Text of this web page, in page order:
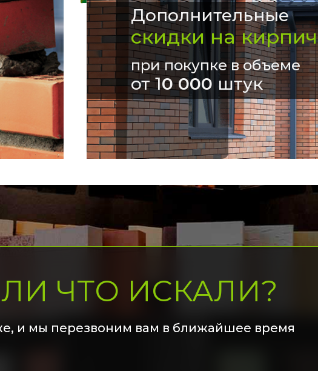
Дополнительные
скидки на кирпич
при покупке в объеме
от 10 000 штук
ЧТО ИСКАЛИ?
и мы перезвоним вам в ближайшее время